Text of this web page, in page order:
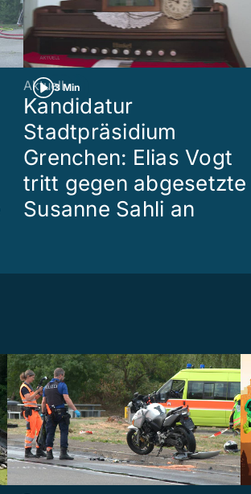
3 Min
Aktuell
Kandidatur
Stadtpräsidium
Grenchen: Elias Vogt
tritt gegen abgesetzte
Susanne Sahli an